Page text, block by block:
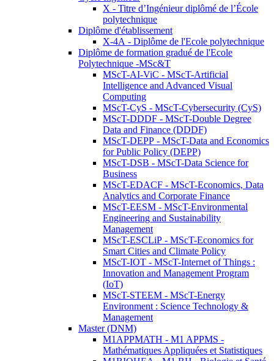
X - Titre d’Ingénieur diplômé de l’École
polytechnique
Diplôme d'établissement
X-4A - Diplôme de l'Ecole polytechnique
Diplôme de formation gradué de l'Ecole
Polytechnique -MSc&T
MScT-AI-ViC - MScT-Artificial
Intelligence and Advanced Visual
Computing
MScT-CyS - MScT-Cybersecurity (CyS)
MScT-DDDF - MScT-Double Degree
Data and Finance (DDDF)
MScT-DEPP - MScT-Data and Economics
for Public Policy (DEPP)
MScT-DSB - MScT-Data Science for
Business
MScT-EDACF - MScT-Economics, Data
Analytics and Corporate Finance
MScT-EESM - MScT-Environmental
Engineering and Sustainability
Management
MScT-ESCLiP - MScT-Economics for
Smart Cities and Climate Policy
MScT-IOT - MScT-Internet of Things :
Innovation and Management Program
(IoT)
MScT-STEEM - MScT-Energy
Environment : Science Technology &
Management
Master (DNM)
M1APPMATH - M1 APPMS -
Mathématiques Appliquées et Statistiques